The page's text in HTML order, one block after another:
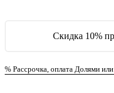
Скидка 10%
% Рассрочка, оплата Долями